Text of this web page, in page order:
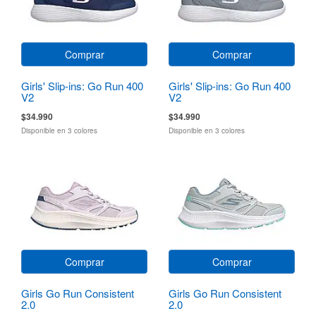
Comprar
Girls' Slip-ins: Go Run 400
V2
$34.990
Disponible en 3 colores
Comprar
Girls' Slip-ins: Go Run 400
V2
$34.990
Disponible en 3 colores
Comprar
Girls Go Run Consistent
2.0
Comprar
Girls Go Run Consistent
2.0